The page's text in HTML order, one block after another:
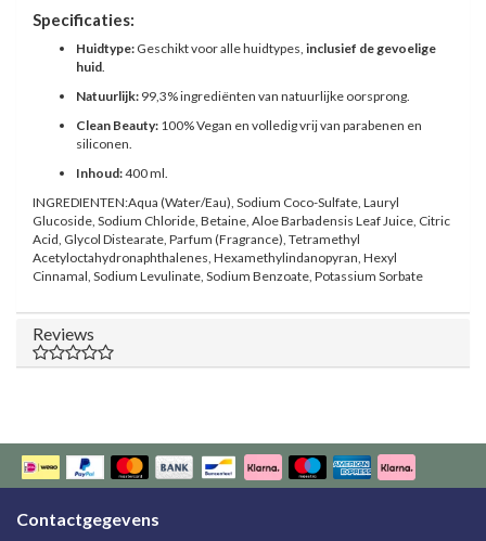
Specificaties:
Huidtype: Geschikt voor alle huidtypes, inclusief de gevoelige
huid.
Natuurlijk: 99,3% ingrediënten van natuurlijke oorsprong.
Clean Beauty: 100% Vegan en volledig vrij van parabenen en
siliconen.
Inhoud:400 ml.
INGREDIENTEN:Aqua (Water/Eau), Sodium Coco-Sulfate, Lauryl
Glucoside, Sodium Chloride, Betaine, Aloe Barbadensis Leaf Juice, Citric
Acid, Glycol Distearate, Parfum (Fragrance), Tetramethyl
Acetyloctahydronaphthalenes, Hexamethylindanopyran, Hexyl
Cinnamal, Sodium Levulinate, Sodium Benzoate, Potassium Sorbate
Reviews
Contactgegevens